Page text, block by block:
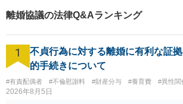
付可能】【専用駐車場あ
離婚協議の法律Q&Aランキング
1
不貞行為に対する離婚に有利な証
的手続きについて
#有責配偶者 #不倫慰謝料 #財産分与 #養育費 #異性関
2026年8月5日